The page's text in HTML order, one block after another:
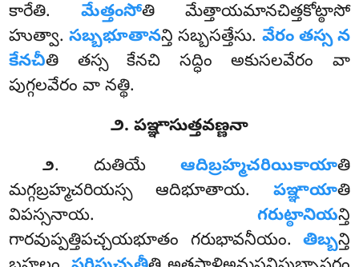
కారేతి. మేత్తంసోతి మేత్తాయమానచిత్తకోట్ఠాసో
హుత్వా.సబ్బభూతానన్తి సబ్బసత్తేసు. వేరం తస్స న
కేనచీతి తస్స కేనచి సద్ధిం అకుసలవేరం వా
పుగ్గలవేరం వా నత్థి.
౨. పఞ్ఞాసుత్తవణ్ణనా
౨. దుతియే ఆదిబ్రహ్మచరియికాయాతి
మగ్గబ్రహ్మచరియస్స ఆదిభూతాయ. పఞ్ఞాయాతి
విపస్సనాయ. గరుట్ఠానియన్తి
గారవుప్పత్తిపచ్చయభూతం గరుభావనీయం. తిబ్బన్తి